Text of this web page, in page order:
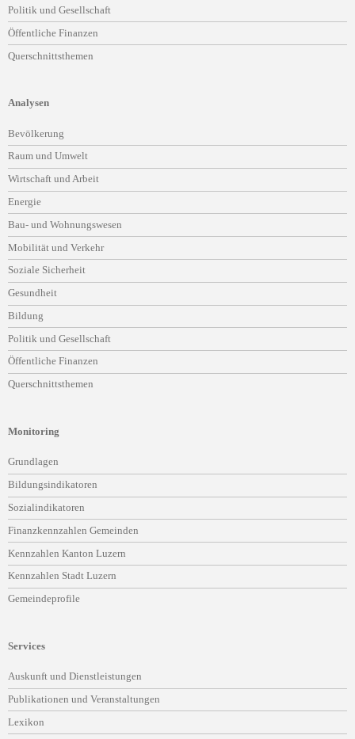
Politik und Gesellschaft
Öffentliche Finanzen
Querschnittsthemen
Analysen
Navigation
überspringen
Bevölkerung
Raum und Umwelt
Wirtschaft und Arbeit
Energie
Bau- und Wohnungswesen
Mobilität und Verkehr
Soziale Sicherheit
Gesundheit
Bildung
Politik und Gesellschaft
Öffentliche Finanzen
Querschnittsthemen
Monitoring
Navigation
überspringen
Grundlagen
Bildungsindikatoren
Sozialindikatoren
Finanzkennzahlen Gemeinden
Kennzahlen Kanton Luzern
Kennzahlen Stadt Luzern
Gemeindeprofile
Services
Navigation
überspringen
Auskunft und Dienstleistungen
Publikationen und Veranstaltungen
Lexikon